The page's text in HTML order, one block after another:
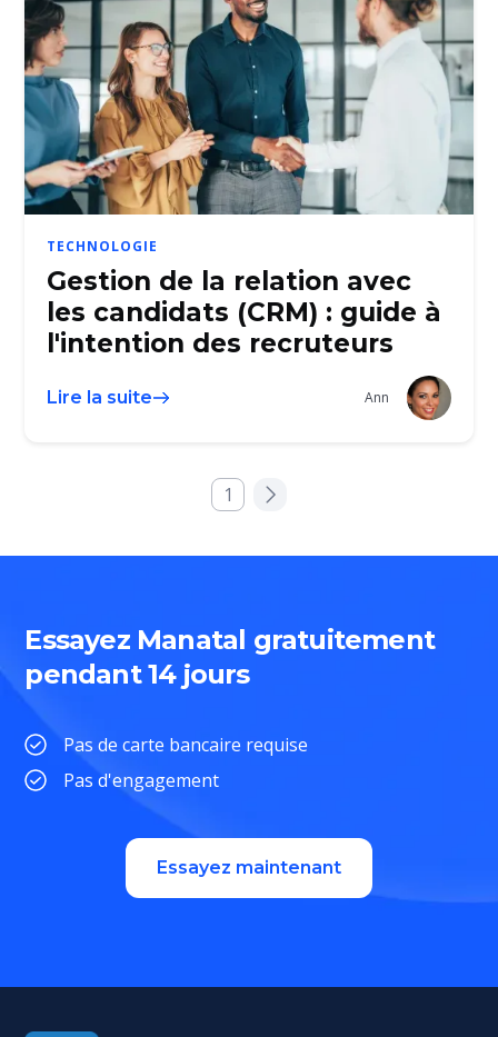
TECHNOLOGIE
Gestion de la relation avec
les candidats (CRM) : guide à
l'intention des recruteurs
Lire la suite Ann
1
Essayez Manatal gratuitement
pendant 14 jours
Pas de carte bancaire requise
Pas d'engagement
Essayez maintenant